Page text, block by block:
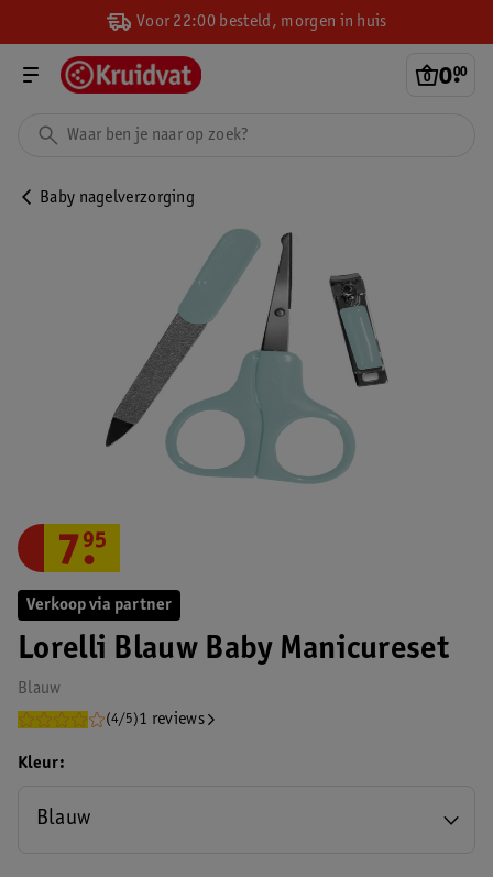
Voor 22:00 besteld, morgen in huis
0.
00
Baby nagelverzorging
Verkoop via partner
Lorelli Blauw Baby Manicureset
Blauw
(4/5)1 reviews
7.
95
Kleur
Blauw